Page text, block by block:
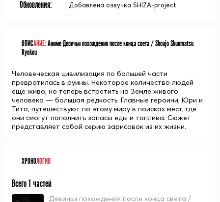
Обновления: Добавлена озвучка SHIZA-project
ОПИСАНИЕ:Аниме Девичьи похождения после конца света / Shoujo Shuumatsu
Ryokou
Человеческая цивилизация по большей части
превратилась в руины. Некоторое количество людей
еще живо, но теперь встретить на Земле живого
человека — большая редкость. Главные героини, Юри и
Тито, путешествуют по этому миру в поисках мест, где
они смогут пополнить запасы еды и топлива. Сюжет
представляет собой серию зарисовок из их жизни.
ХРОНОЛОГИЯ
Всего 1 частей
Девичьи похождения после конца света /